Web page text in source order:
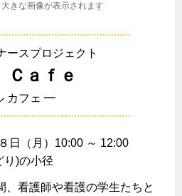
きな画像が表示されます
ースプロジェクト
Ｃａｆｅ
カフェ ━
日（月）10:00 ～ 12:00
り)の小径
、看護師や看護の学生たちと